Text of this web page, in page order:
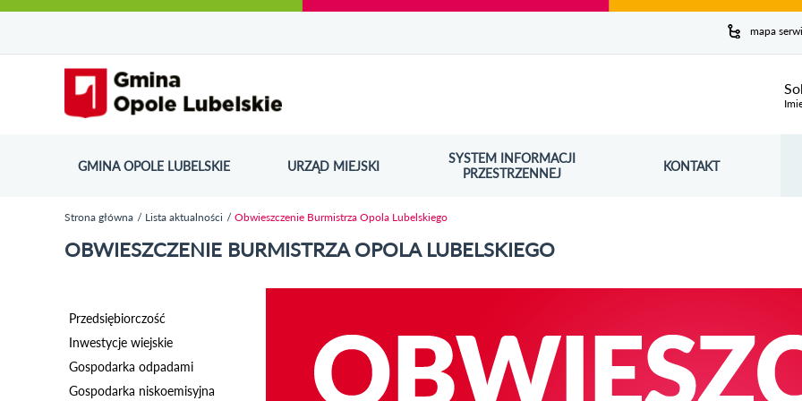
do
strony
do
menu
wyszukiwarki
ścieżki
nawigacyjnej
kategorii
aktualności
do
kalendarza
wydarzeń
do
galerii
do
stopki
mapa
GMINA OPOLE LUBELSKIE URZĄD MIEJSKI
SYSTEM INFORMACJI
PRZESTRZENNEJ
ODNOŚNIK OTWORZY SIĘ W NOWYM OKNIE KONTAKT
Strona główna Lista aktualności Obwieszczenie Burmistrza Opola Lubelskiego
OBWIESZCZENIE BURMISTRZA OPOLA LUBELSKIEGO
Przedsiębiorczość
Inwestycje wiejskie
Gospodarka odpadami
Gospodarka niskoemisyjna